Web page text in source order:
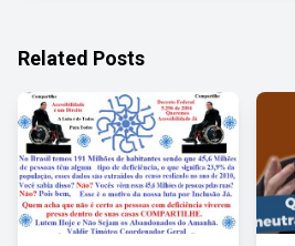
Related Posts